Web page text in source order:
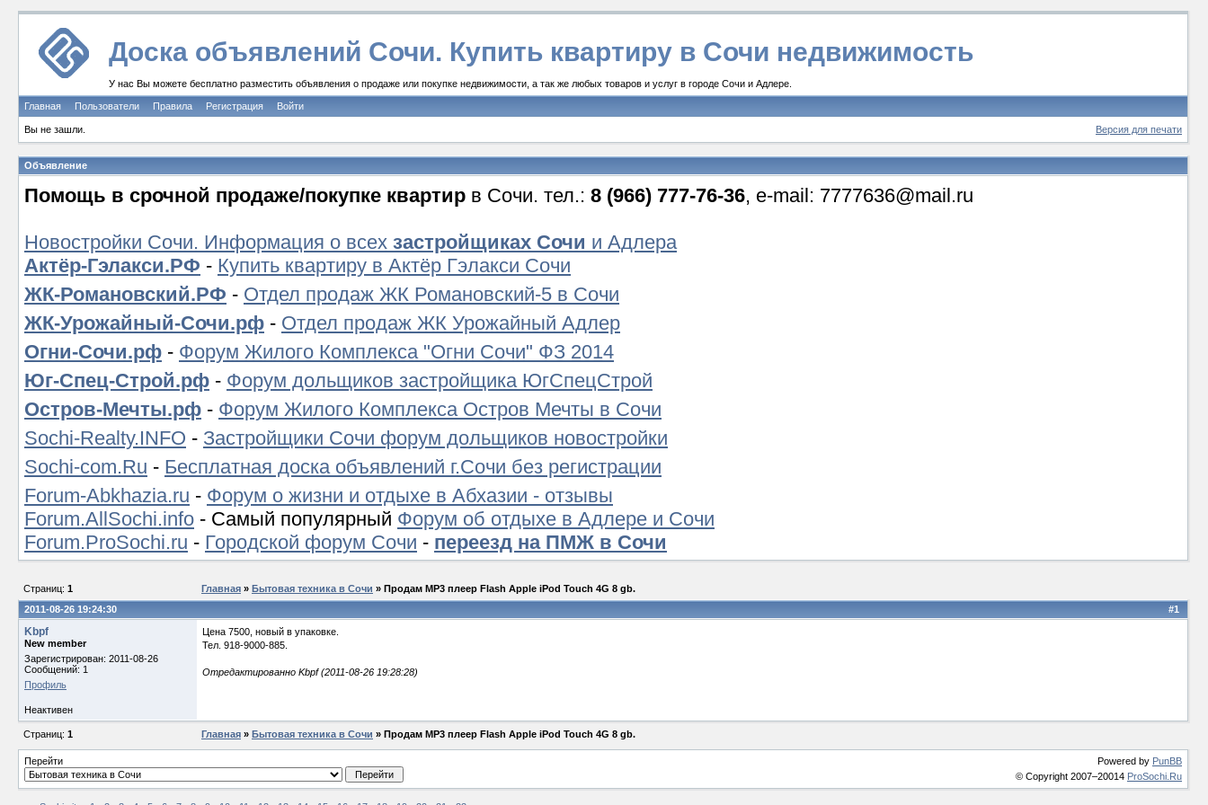
Доска объявлений Сочи. Купить квартиру в Сочи недвижимость
У нас Вы можете бесплатно разместить объявления о продаже или покупке недвижимости, а так же любых товаров и услуг в городе Сочи и Адлере.
Главная Пользователи Правила Регистрация Войти
Вы не зашли. Версия для печати
Объявление
Помощь в срочной продаже/покупке квартир в Сочи. тел.: 8 (966) 777-76-36, e-mail: 7777636@mail.ru
Новостройки Сочи. Информация о всех застройщиках Сочи и Адлера
Актёр-Гэлакси.РФ - Купить квартиру в Актёр Гэлакси Сочи
ЖК-Романовский.РФ - Отдел продаж ЖК Романовский-5 в Сочи
ЖК-Урожайный-Сочи.рф - Отдел продаж ЖК Урожайный Адлер
Огни-Сочи.рф - Форум Жилого Комплекса "Огни Сочи" ФЗ 2014
Юг-Спец-Строй.рф - Форум дольщиков застройщика ЮгСпецСтрой
Остров-Мечты.рф - Форум Жилого Комплекса Остров Мечты в Сочи
Sochi-Realty.INFO - Застройщики Сочи форум дольщиков новостройки
Sochi-com.Ru - Бесплатная доска объявлений г.Сочи без регистрации
Forum-Abkhazia.ru - Форум о жизни и отдыхе в Абхазии - отзывы
Forum.AllSochi.info - Самый популярный Форум об отдыхе в Адлере и Сочи
Forum.ProSochi.ru - Городской форум Сочи - переезд на ПМЖ в Сочи
Страниц: 1 Главная » Бытовая техника в Сочи » Продам MP3 плеер Flash Apple iPod Touch 4G 8 gb.
#1
2011-08-26 19:24:30
Kbpf
New member
Зарегистрирован: 2011-08-26
Сообщений: 1
Профиль
Цена 7500, новый в упаковке.
Тел. 918-9000-885.
Отредактированно Kbpf (2011-08-26 19:28:28)
Неактивен
Страниц: 1 Главная » Бытовая техника в Сочи » Продам MP3 плеер Flash Apple iPod Touch 4G 8 gb.
Перейти Powered by PunBB
© Copyright 2007–20014 ProSochi.Ru